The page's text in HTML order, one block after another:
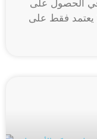
في الحصول على
يعتمد فقط على